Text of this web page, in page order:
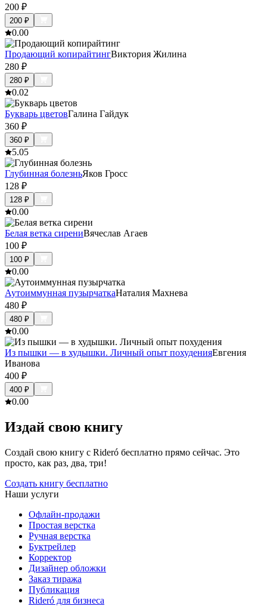
200 ₽
200 ₽
0.00
Продающий копирайтингВиктория Жилина
280 ₽
280 ₽
0.02
Букварь цветовГалина Гайдук
360 ₽
360 ₽
5.05
Глубинная болезньЯков Гросс
128 ₽
128 ₽
0.00
Белая ветка сирениВячеслав Агаев
100 ₽
100 ₽
0.00
Аутоиммунная пузырчаткаНаталия Махнева
480 ₽
480 ₽
0.00
Из пышки — в худышки. Личный опыт похуденияЕвгения
Иванова
400 ₽
400 ₽
0.00
Издай свою книгу
Создай свою книгу с Rideró бесплатно прямо сейчас. Это
просто, как раз, два, три!
Создать книгу бесплатно
Наши услуги
Офлайн-продажи
Простая верстка
Ручная верстка
Буктрейлер
Корректор
Дизайнер обложки
Заказ тиража
Публикация
Rideró для бизнеса